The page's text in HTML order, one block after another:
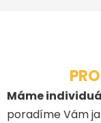
Máme
poradíme Vám